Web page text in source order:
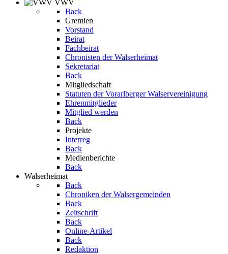
VWV
Back
Gremien
Vorstand
Beirat
Fachbeirat
Chronisten der Walserheimat
Sekretariat
Back
Mitgliedschaft
Statuten der Vorarlberger Walservereinigung
Ehrenmitglieder
Mitglied werden
Back
Projekte
Interreg
Back
Medienberichte
Back
Walserheimat
Back
Chroniken der Walsergemeinden
Back
Zeitschrift
Back
Online-Artikel
Back
Redaktion